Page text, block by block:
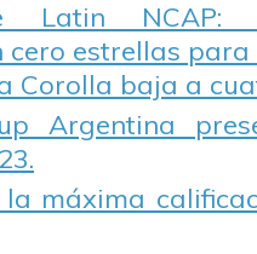
Latin NCAP:
estrellas para
Corolla baja a
Argentina
máxima